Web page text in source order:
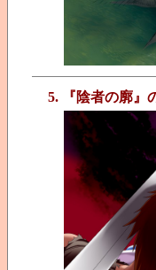
5. 『陰者の廓』